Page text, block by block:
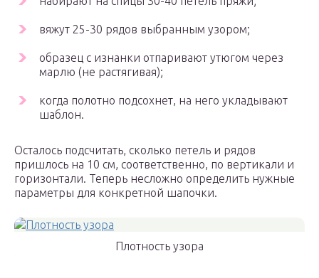
вяжут 25-30 рядов выбранным узором;
образец с изнанки отпаривают утюгом через
марлю (не растягивая);
когда полотно подсохнет, на него укладывают
шаблон.
Осталось подсчитать, сколько петель и рядов
пришлось на 10 см, соответственно, по вертикали и
горизонтали. Теперь несложно определить нужные
параметры для конкретной шапочки.
Плотность узора